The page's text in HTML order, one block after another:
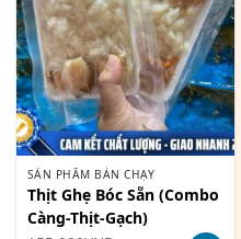
SẢN PHẨM BÁN CHẠY
Thịt Ghẹ Bóc Sẵn (Combo
Càng-Thịt-Gạch)